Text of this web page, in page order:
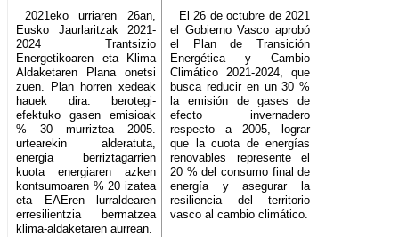
2021eko urriaren 26an,
Eusko Jaurlaritzak 2021-
2024 Trantsizio
Energetikoaren eta Klima
Aldaketaren Plana onetsi
zuen. Plan horren xedeak
hauek dira: berotegi-
efektuko gasen emisioak
% 30 murriztea 2005.
urtearekin alderatuta,
energia berriztagarrien
kuota energiaren azken
kontsumoaren % 20 izatea
eta EAEren lurraldearen
erresilientzia bermatzea
klima-aldaketaren aurrean.
El 26 de octubre de 2021
el Gobierno Vasco aprobó
el Plan de Transición
Energética y Cambio
Climático 2021-2024, que
busca reducir en un 30 %
la emisión de gases de
efecto invernadero
respecto a 2005, lograr
que la cuota de energías
renovables represente el
20 % del consumo final de
energía y asegurar la
resiliencia del territorio
vasco al cambio climático.